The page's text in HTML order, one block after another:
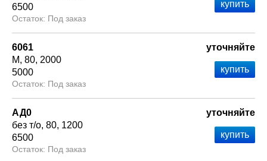
6500
Под заказ
6061
М 80 2000
5000
Под заказ
уточняйте
АД0
без т/о 80 1200
6500
Под заказ
уточняйте